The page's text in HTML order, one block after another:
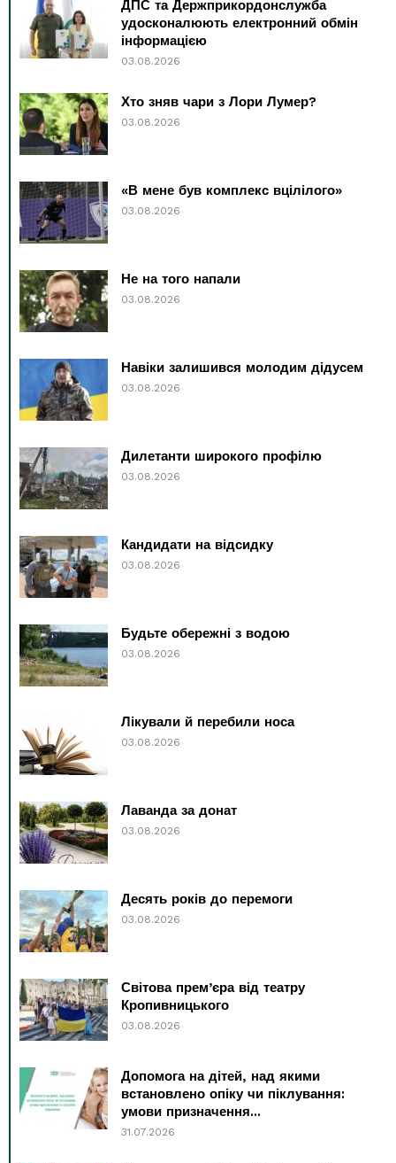
ДПС та Держприкордонслужба
удосконалюють електронний обмін
інформацією
03.08.2026
Хто зняв чари з Лори Лумер?
03.08.2026
«В мене був комплекс вцілілого»
03.08.2026
Не на того напали
03.08.2026
Навіки залишився молодим дідусем
03.08.2026
Дилетанти широкого профілю
03.08.2026
Кандидати на відсидку
03.08.2026
Будьте обережні з водою
03.08.2026
Лікували й перебили носа
03.08.2026
Лаванда за донат
03.08.2026
Десять років до перемоги
03.08.2026
Світова прем’єра від театру
Кропивницького
03.08.2026
Допомога на дітей, над якими
встановлено опіку чи піклування:
умови призначення...
31.07.2026